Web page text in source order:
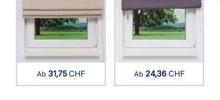
Ab 31,75CHF Ab 24,36CHF